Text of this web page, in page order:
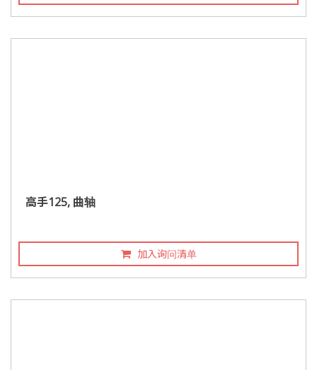
高手125, 曲轴
加入询问清单